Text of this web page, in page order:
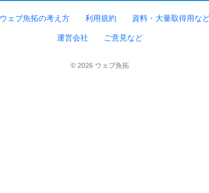
ウェブ魚拓の考え方 利用規約 資料・大量取得用な
運営会社 ご意見など
© 2026 ウェブ魚拓